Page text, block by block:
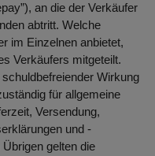
an die der Verkäufer
abtritt. Welche
im Einzelnen anbietet,
Verkäufers mitgeteilt.
Wirkung
für allgemeine
Versendung,
und -
gelten die